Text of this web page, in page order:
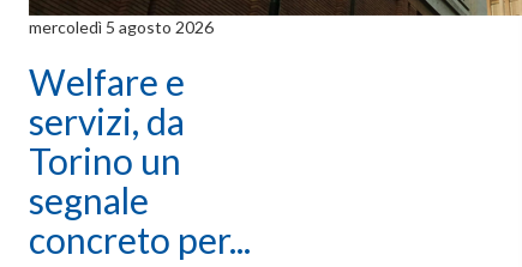
mercoledì 5 agosto 2026
Welfare e
servizi, da
Torino un
segnale
concreto per...